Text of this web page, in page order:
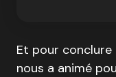
Et pour
nous a animé